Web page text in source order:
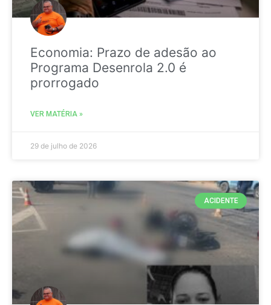
Economia: Prazo de adesão ao
Programa Desenrola 2.0 é
prorrogado
VER MATÉRIA »
29 de julho de 2026
ACIDENTE